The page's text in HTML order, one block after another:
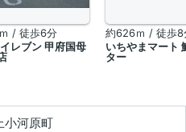
/ 徒歩6分
レブン 甲府国母
約626ｍ / 徒歩8
いちやまマート
ター
小河原町